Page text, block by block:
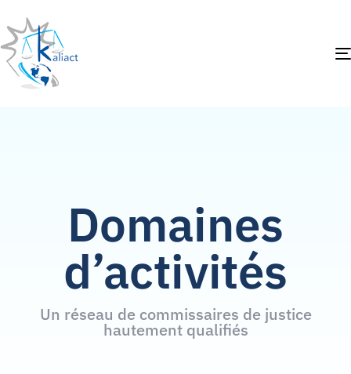
Domaines
d’activités
Un réseau de commissaires de justice
hautement qualifiés